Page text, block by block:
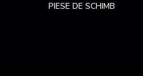
PIESE DE SCHIMB